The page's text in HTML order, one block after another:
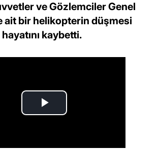
ve Gözlemciler Genel
ait bir helikopterin düşmesi
kaybetti.